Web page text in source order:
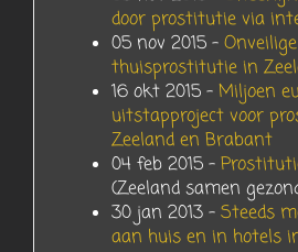
door prostitutie via
05 nov 2015 – Onveilige
thuisprostitutie in
16 okt 2015 – Miljoen
uitstapproject voor
Zeeland en Brabant
04 feb 2015 –
(Zeeland samen
30 jan 2013 – Steeds
aan huis en in hotels